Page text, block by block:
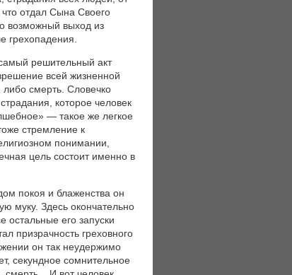
отдал Сына Своего
возможный выход из
грехопадения.
решительный акт
всей жизненной
либо смерть. Словечко
которое человек
— такое же легкое
стремление к
понимании,
цель состоит именно в
покоя и блаженства он
муку. Здесь окончательно
остальные его запуски
призрачность греховного
он так неудержимо
секундное сомнительное